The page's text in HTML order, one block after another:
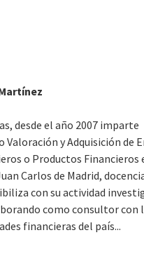
desde el año 2007 imparte
Valoración y Adquisición de
o Productos Financieros
Carlos de Madrid,
con su actividad
como consultor con
financieras del país...
fundador de InvestMood